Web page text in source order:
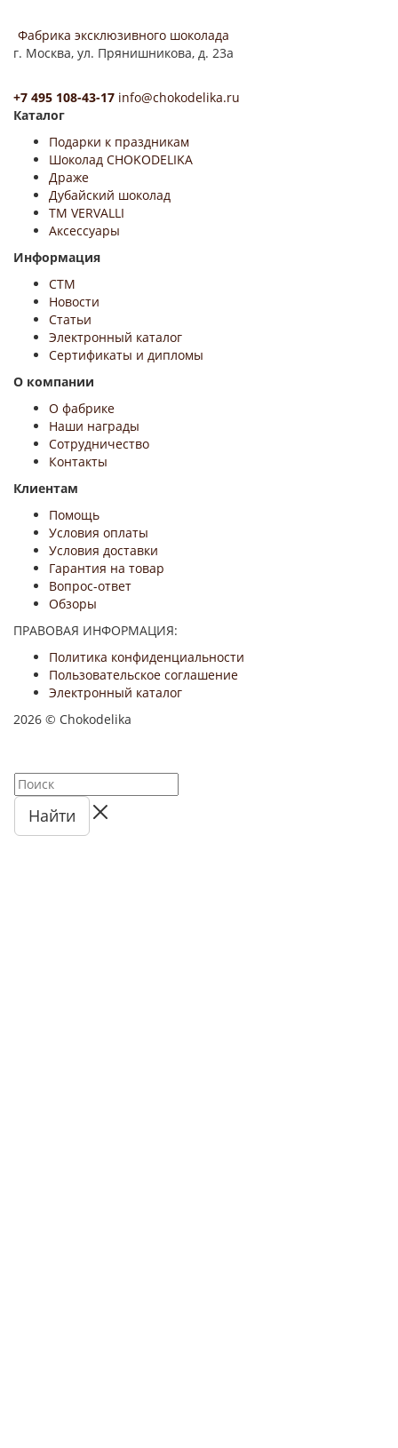
Фабрика эксклюзивного шоколада
г. Москва, ул. Прянишникова, д. 23а
+7 495 108-43-17 info@chokodelika.ru
Каталог
Подарки к праздникам
Шоколад CHOKODELIKA
Драже
Дубайский шоколад
ТМ VERVALLI
Аксессуары
Информация
СТМ
Новости
Статьи
Электронный каталог
Сертификаты и дипломы
О компании
О фабрике
Наши награды
Сотрудничество
Контакты
Клиентам
Помощь
Условия оплаты
Условия доставки
Гарантия на товар
Вопрос-ответ
Обзоры
ПРАВОВАЯ ИНФОРМАЦИЯ:
Политика конфиденциальности
Пользовательское соглашение
Электронный каталог
2026 © Chokodelika
Найти